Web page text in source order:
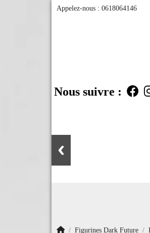
Appelez-nous : 0618064146
Nous suivre :
AccueilFigurines Dark Future